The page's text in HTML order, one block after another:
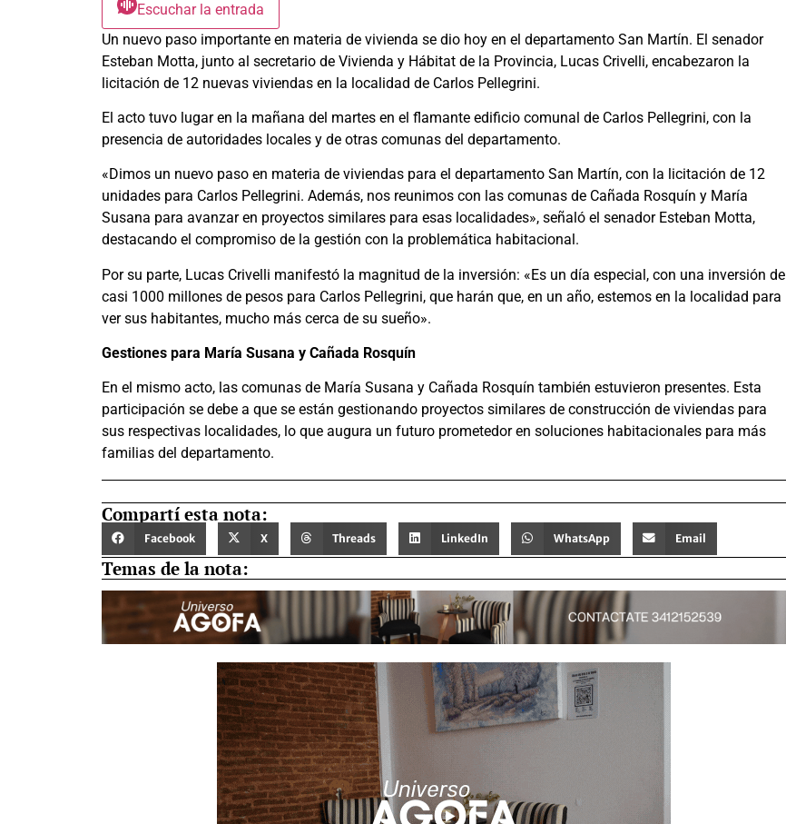
Escuchar la entrada
Un nuevo paso importante en materia de vivienda se dio hoy en el departamento San Martín. El senador
Esteban Motta, junto al secretario de Vivienda y Hábitat de la Provincia, Lucas Crivelli, encabezaron la
licitación de 12 nuevas viviendas en la localidad de Carlos Pellegrini.
El acto tuvo lugar en la mañana del martes en el flamante edificio comunal de Carlos Pellegrini, con la
presencia de autoridades locales y de otras comunas del departamento.
«Dimos un nuevo paso en materia de viviendas para el departamento San Martín, con la licitación de 12
unidades para Carlos Pellegrini. Además, nos reunimos con las comunas de Cañada Rosquín y María
Susana para avanzar en proyectos similares para esas localidades», señaló el senador Esteban Motta,
destacando el compromiso de la gestión con la problemática habitacional.
Por su parte, Lucas Crivelli manifestó la magnitud de la inversión: «Es un día especial, con una inversión de
casi 1000 millones de pesos para Carlos Pellegrini, que harán que, en un año, estemos en la localidad para
ver sus habitantes, mucho más cerca de su sueño».
Gestiones para María Susana y Cañada Rosquín
En el mismo acto, las comunas de María Susana y Cañada Rosquín también estuvieron presentes. Esta
participación se debe a que se están gestionando proyectos similares de construcción de viviendas para
sus respectivas localidades, lo que augura un futuro prometedor en soluciones habitacionales para más
familias del departamento.
Compartí esta nota:
Facebook X Threads LinkedIn WhatsApp Email
Temas de la nota: